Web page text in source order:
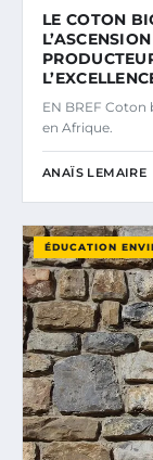
LE COTON
EN BREF
en Afrique.
ANAÏS LEMAIRE
ÉDUCATION